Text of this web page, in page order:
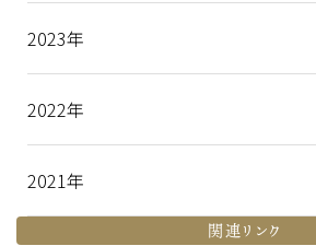
2023
2022
2021
関連リンク